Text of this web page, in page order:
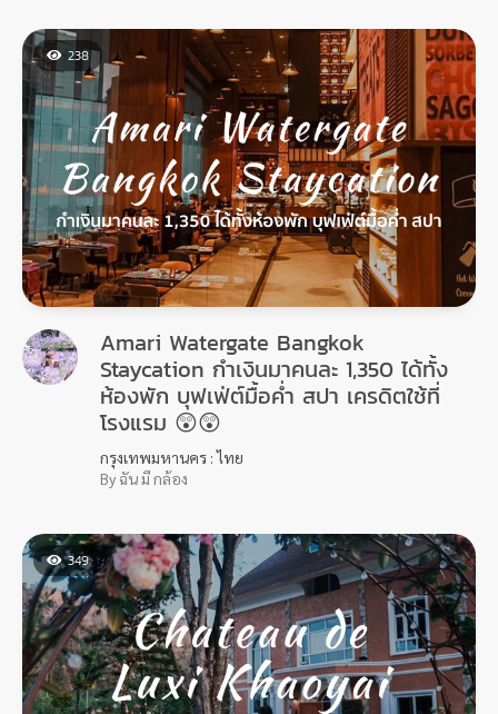
238
Amari Watergate Bangkok
Staycation กำเงินมาคนละ 1,350 ได้ทั้ง
ห้องพัก บุฟเฟ่ต์มื้อค่ำ สปา เครดิตใช้ที่
โรงแรม 😲😲
กรุงเทพมหานคร : ไทย
By ฉัน มี กล้อง
349